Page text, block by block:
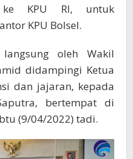
KPU RI, untuk
KPU Bolsel.
langsung oleh Wakil
didampingi Ketua
dan jajaran, kepada
bertempat di
(9/04/2022) tadi.